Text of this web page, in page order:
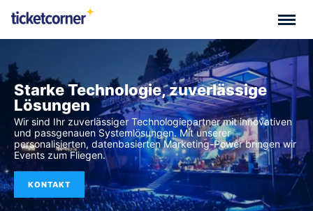
Starke Technologie, zuverlässige
Lösungen
Wir sind Ihr zuverlässiger Technologiepartner mit innovativen
und passgenauen Systemlösungen. Mit unserer
personalisierten, datenbasierten Marketing-Power bringen wir
Events zum Fliegen.
KONTAKT